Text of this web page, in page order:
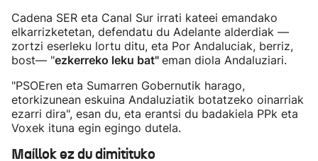
Cadena SER eta Canal Sur irrati kateei emandako
elkarrizketetan, defendatu du Adelante alderdiak —
zortzi eserleku lortu ditu, eta Por Andaluciak, berriz,
bost— "ezkerreko leku bat" eman diola Andaluziari.
"PSOEren eta Sumarren Gobernutik harago,
etorkizunean eskuina Andaluziatik botatzeko oinarriak
ezarri dira", esan du, eta erantsi du badakiela PPk eta
Voxek ituna egin egingo dutela.
Maíllok ez du dimitituko